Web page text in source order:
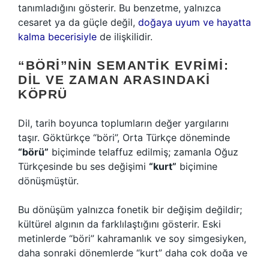
tanımladığını gösterir. Bu benzetme, yalnızca
cesaret ya da güçle değil, doğaya uyum ve hayatta
kalma becerisiyle de ilişkilidir.
“BÖRI”NIN SEMANTIK EVRIMI:
DIL VE ZAMAN ARASINDAKI
KÖPRÜ
Dil, tarih boyunca toplumların değer yargılarını
taşır. Göktürkçe “böri”, Orta Türkçe döneminde
“börü” biçiminde telaffuz edilmiş; zamanla Oğuz
Türkçesinde bu ses değişimi “kurt” biçimine
dönüşmüştür.
Bu dönüşüm yalnızca fonetik bir değişim değildir;
kültürel algının da farklılaştığını gösterir. Eski
metinlerde “böri” kahramanlık ve soy simgesiyken,
daha sonraki dönemlerde “kurt” daha çok doğa ve